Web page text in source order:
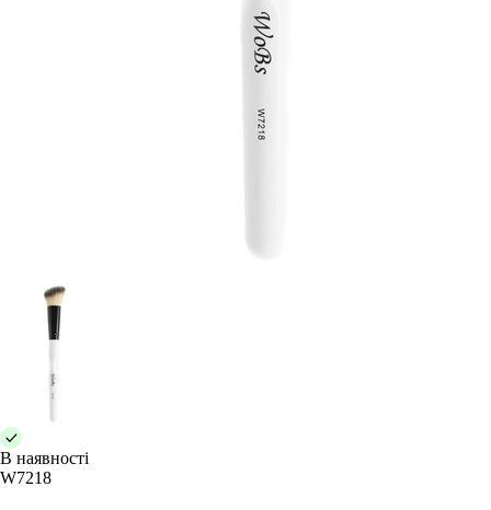
В наявності
W7218